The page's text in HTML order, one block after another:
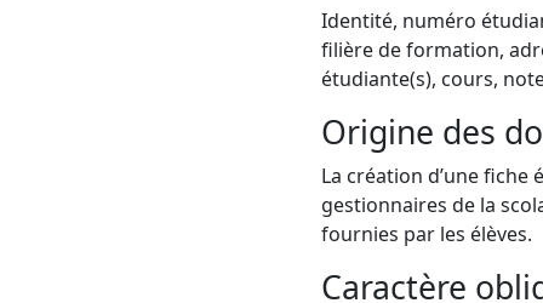
Identité, numéro
filière de formation,
étudiante(s), cours,
Origine des
La création d’une fiche
gestionnaires de la
fournies par les élèves.
Caractère